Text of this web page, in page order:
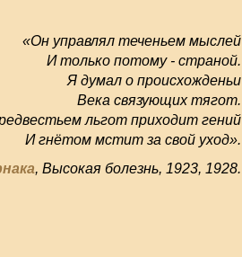
«Он управлял теченьем мыслей
И только потому - страной.
Я думал о происхожденьи
Века связующих тягот.
льгот приходит гений
И гнётом мстит за свой уход».
, Высокая болезнь, 1923, 1928.